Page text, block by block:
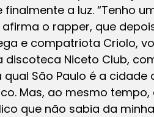
a luz. “Tenho
o rapper, que
e compatriota Criolo,
Niceto Club,
qual São Paulo é a
Mas, ao mesmo
que não sabia da